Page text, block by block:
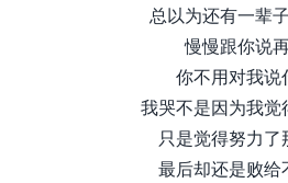
总以为还有一辈
慢慢跟你说
你不用对我说
我哭不是因为我觉
只是觉得努力了
最后却还是败给